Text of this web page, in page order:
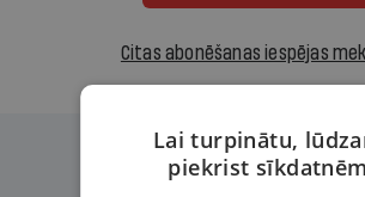
Citas abonēšanas iespējas
Lai turpinātu,
piekrist sīkdatnēm